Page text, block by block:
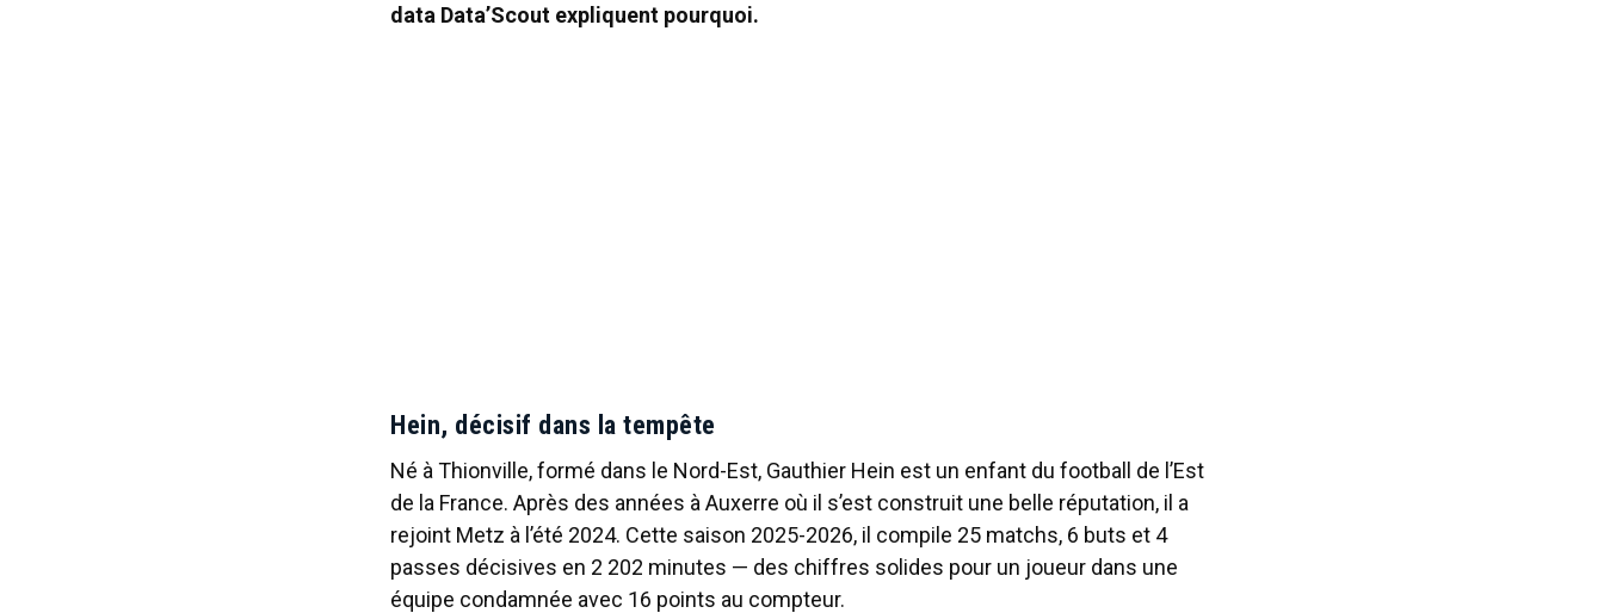
data Data’Scout expliquent pourquoi.
Hein, décisif dans la tempête
Né à Thionville, formé dans le Nord-Est, Gauthier Hein est un enfant du football de l’Est
de la France. Après des années à Auxerre où il s’est construit une belle réputation, il a
rejoint Metz à l’été 2024. Cette saison 2025-2026, il compile 25 matchs, 6 buts et 4
passes décisives en 2 202 minutes — des chiffres solides pour un joueur dans une
équipe condamnée avec 16 points au compteur.